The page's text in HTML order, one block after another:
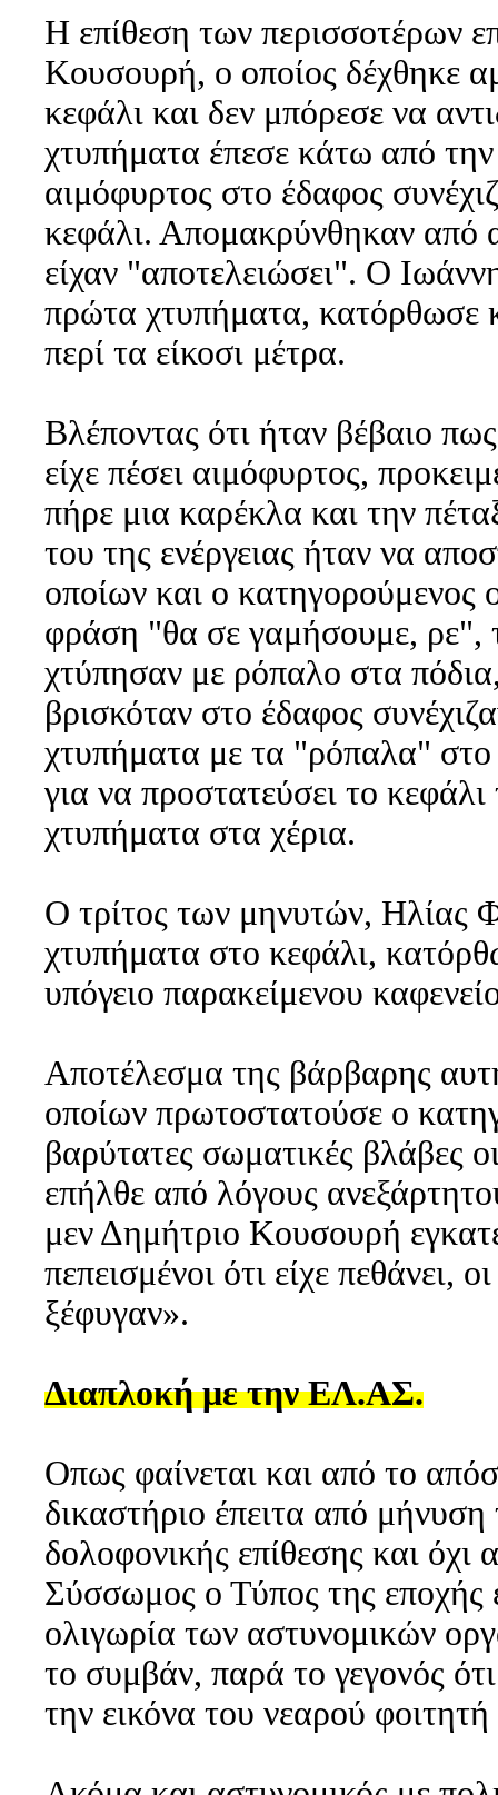
Η επίθεση των περισσοτέρων
Κουσουρή, ο οποίος δέχθηκε
κεφάλι και δεν μπόρεσε να
χτυπήματα έπεσε κάτω από
αιμόφυρτος στο έδαφος
κεφάλι. Απομακρύνθηκαν από
είχαν "αποτελειώσει". Ο
πρώτα χτυπήματα, κατόρθωσε
περί τα είκοσι μέτρα.
Βλέποντας ότι ήταν βέβαιο
είχε πέσει αιμόφυρτος,
πήρε μια καρέκλα και την
του της ενέργειας ήταν να
οποίων και ο κατηγορούμενος
φράση "θα σε γαμήσουμε, ρε",
χτύπησαν με ρόπαλο στα
βρισκόταν στο έδαφος
χτυπήματα με τα "ρόπαλα" στο
για να προστατεύσει το
χτυπήματα στα χέρια.
Ο τρίτος των μηνυτών, Ηλίας
χτυπήματα στο κεφάλι,
υπόγειο παρακείμενου
Αποτέλεσμα της βάρβαρης
οποίων πρωτοστατούσε ο
βαρύτατες σωματικές βλάβες
επήλθε από λόγους
μεν Δημήτριο Κουσουρή
πεπεισμένοι ότι είχε πεθάνει,
ξέφυγαν».
Διαπλοκή με την ΕΛ.ΑΣ.
Οπως φαίνεται και από το
δικαστήριο έπειτα από
δολοφονικής επίθεσης και
Σύσσωμος ο Τύπος της εποχής
ολιγωρία των αστυνομικών
το συμβάν, παρά το γεγονός
την εικόνα του νεαρού